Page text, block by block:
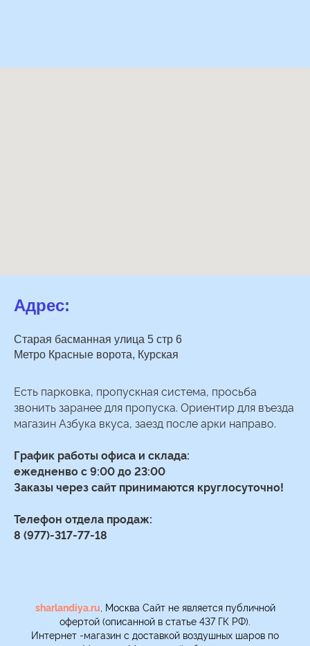
Адрес:
Старая басманная улица 5 стр 6
Метро Красные ворота, Курская
Есть парковка, пропускная система, просьба
звонить заранее для пропуска. Ориентир для въезда
магазин Азбука вкуса, заезд после арки направо.
График работы офиса и склада:
ежедненво с 9:00 до 23:00
Заказы через сайт принимаются круглосуточно!
Телефон отдела продаж:
8 (977)-317-77-18
sharlandiya.ru , Москва Сайт не является публичной
офертой (описанной в статье 437 ГК РФ).
Интернет -магазин с доставкой воздушных шаров по